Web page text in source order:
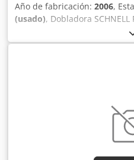
Año de fabricación: 2006,
(usado), Dobladora
Actualmente en producción
Capacidad: 3 barras de 40
reacondicionamiento: 60